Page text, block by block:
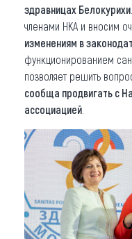
здравницах Белокурихи
членами НКА и вносим
изменениям в
функционированием
позволяет решить
сообща продвигать с
ассоциацией